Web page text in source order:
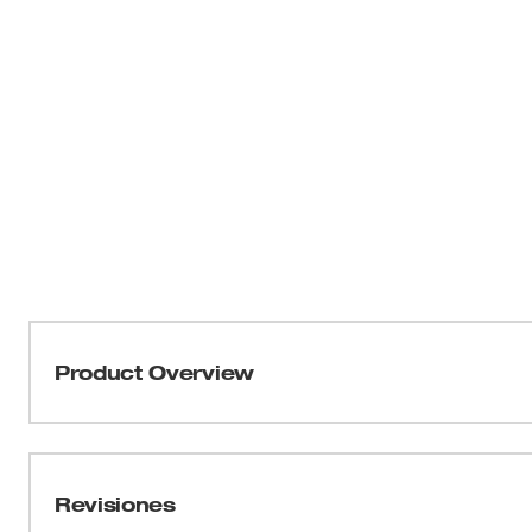
Product Overview
apretar un botón para proteger las superficies o agitar
Revisiones